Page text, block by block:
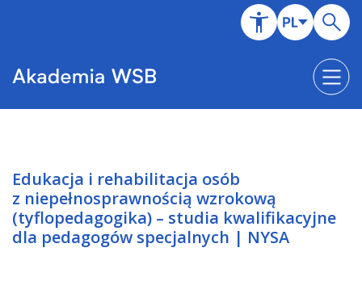
Edukacja i rehabilitacja osób
z niepełnosprawnością wzrokową
(tyflopedagogika) – studia kwalifikacyjne
dla pedagogów specjalnych | NYSA